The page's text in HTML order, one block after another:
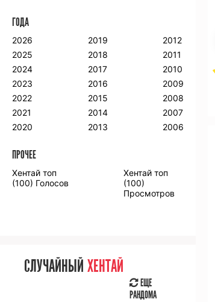
2023
2022
2021
2020
2019
2018
2017
2016
2013
2012
2011
2010
2009
2008
2005
2004
2003
2002
2001
2000
ПРОЧЕЕ
Аниме фильмы Аниме OVA
СЛУЧАЙНОЕ АНИМЕ
РАНДОМА
ГОДА
2026
2025
2024
2023
2022
2021
2020
2019
2018
2017
2016
2015
2014
2013
2012
2011
2010
2009
2008
2007
2006
ПРОЧЕЕ
Хентай топ
(100) Голосов
Хентай топ
(100)
Просмотров
СЛУЧАЙНЫЙ ХЕНТАЙ
ЕЩЕ
РАНДОМА